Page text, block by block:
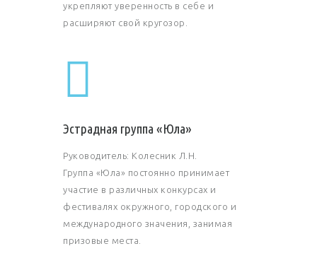
укрепляют уверенность в себе и
расширяют свой кругозор.
Эстрадная группа «Юла»
Руководитель: Колесник Л.Н.
Группа «Юла» постоянно принимает
участие в различных конкурсах и
фестивалях окружного, городского и
международного значения, занимая
призовые места.